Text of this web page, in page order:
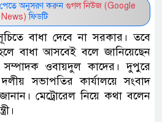
পেতে অনুসরণ করুন গুগল নিউজ (Google
News) ফিডটি
বাধা দেবে না সরকার। তবে
বাধা আসবেই বলে জানিয়েছেন
ওবায়দুল কাদের। দুপুরে
দলীয় সভাপতির কার্যালয়ে সংবাদ
মেট্রোরেল নিয়ে কথা বলেন